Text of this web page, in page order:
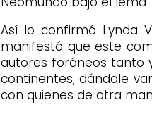
Así lo confirmó Lynda
manifestó que este
autores foráneos tanto
continentes, dándole
con quienes de otra